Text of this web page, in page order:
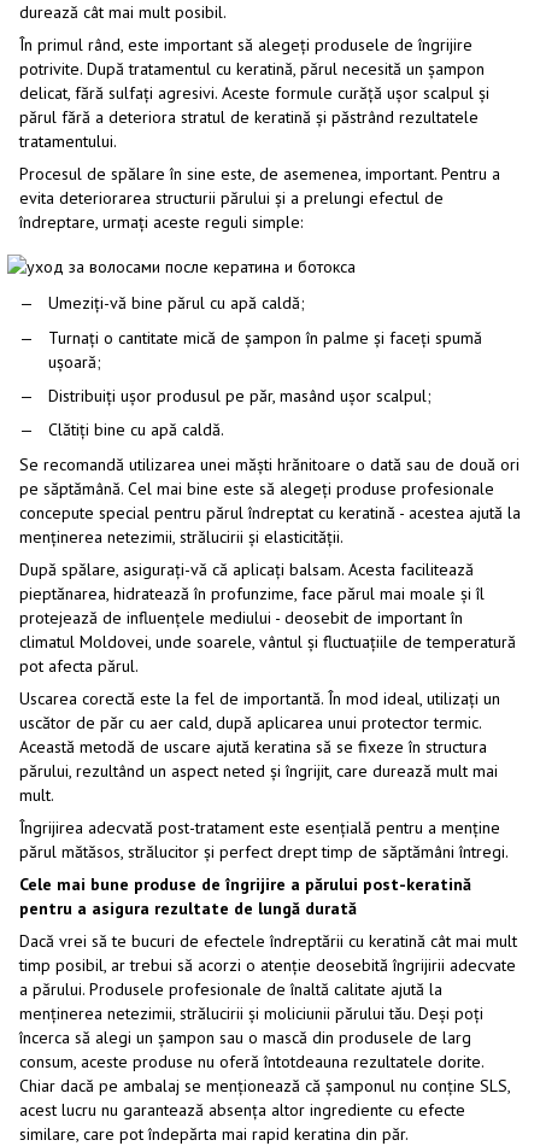
durează cât mai mult posibil.
În primul rând, este important să alegeți produsele de îngrijire
potrivite. După tratamentul cu keratină, părul necesită un șampon
delicat, fără sulfați agresivi. Aceste formule curăță ușor scalpul și
părul fără a deteriora stratul de keratină și păstrând rezultatele
tratamentului.
Procesul de spălare în sine este, de asemenea, important. Pentru a
evita deteriorarea structurii părului și a prelungi efectul de
îndreptare, urmați aceste reguli simple:
Umeziți-vă bine părul cu apă caldă;
Turnați o cantitate mică de șampon în palme și faceți spumă
ușoară;
Distribuiți ușor produsul pe păr, masând ușor scalpul;
Clătiți bine cu apă caldă.
Se recomandă utilizarea unei măști hrănitoare o dată sau de două ori
pe săptămână. Cel mai bine este să alegeți produse profesionale
concepute special pentru părul îndreptat cu keratină - acestea ajută la
menținerea netezimii, strălucirii și elasticității.
După spălare, asigurați-vă că aplicați balsam. Acesta facilitează
pieptănarea, hidratează în profunzime, face părul mai moale și îl
protejează de influențele mediului - deosebit de important în
climatul Moldovei, unde soarele, vântul și fluctuațiile de temperatură
pot afecta părul.
Uscarea corectă este la fel de importantă. În mod ideal, utilizați un
uscător de păr cu aer cald, după aplicarea unui protector termic.
Această metodă de uscare ajută keratina să se fixeze în structura
părului, rezultând un aspect neted și îngrijit, care durează mult mai
mult.
Îngrijirea adecvată post-tratament este esențială pentru a menține
părul mătăsos, strălucitor și perfect drept timp de săptămâni întregi.
Cele mai bune produse de îngrijire a părului post-keratină
pentru a asigura rezultate de lungă durată
Dacă vrei să te bucuri de efectele îndreptării cu keratină cât mai mult
timp posibil, ar trebui să acorzi o atenție deosebită îngrijirii adecvate
a părului. Produsele profesionale de înaltă calitate ajută la
menținerea netezimii, strălucirii și moliciunii părului tău. Deși poți
încerca să alegi un șampon sau o mască din produsele de larg
consum, aceste produse nu oferă întotdeauna rezultatele dorite.
Chiar dacă pe ambalaj se menționează că șamponul nu conține SLS,
acest lucru nu garantează absența altor ingrediente cu efecte
similare, care pot îndepărta mai rapid keratina din păr.